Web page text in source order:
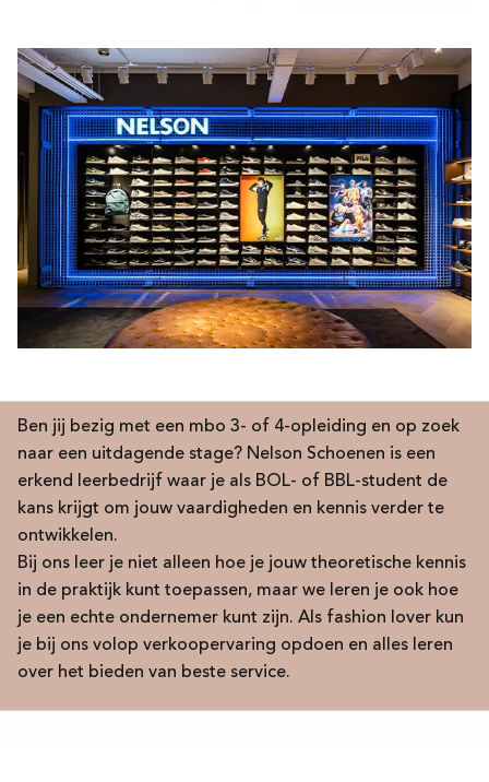
Ben jij bezig met een mbo 3- of 4-opleiding en op zoek
naar een uitdagende stage? Nelson Schoenen is een
erkend leerbedrijf waar je als BOL- of BBL-student de
kans krijgt om jouw vaardigheden en kennis verder te
ontwikkelen.
Bij ons leer je niet alleen hoe je jouw theoretische kennis
in de praktijk kunt toepassen, maar we leren je ook hoe
je een echte ondernemer kunt zijn. Als fashion lover kun
je bij ons volop verkoopervaring opdoen en alles leren
over het bieden van beste service.